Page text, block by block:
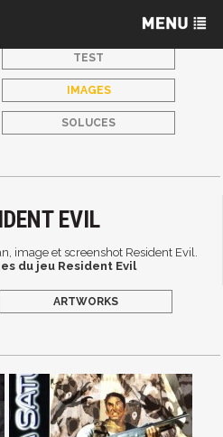
TEST
IMAGES
SOLUCES
EVIL
image et screenshot Resident Evil.
du jeu Resident Evil
ARTWORKS